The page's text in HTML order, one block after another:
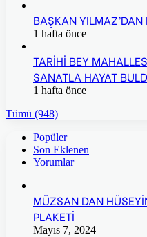
BAŞKAN
1 hafta önce
TARİHİ BEY
SANATLA HAYAT
1 hafta önce
Tümü (948)
Popüler
Son Eklenen
Yorumlar
MÜZSAN DAN
PLAKETİ
Mayıs 7, 2024